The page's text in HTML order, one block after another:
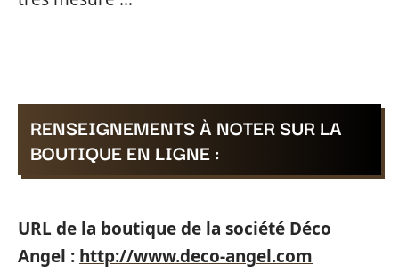
RENSEIGNEMENTS À NOTER SUR LA
BOUTIQUE EN LIGNE :
URL de la boutique de la société Déco
Angel : http://www.deco-angel.com